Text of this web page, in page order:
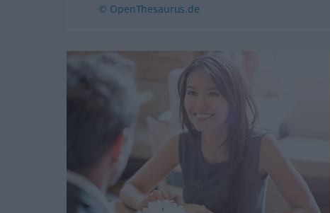
© OpenThesaurus.de